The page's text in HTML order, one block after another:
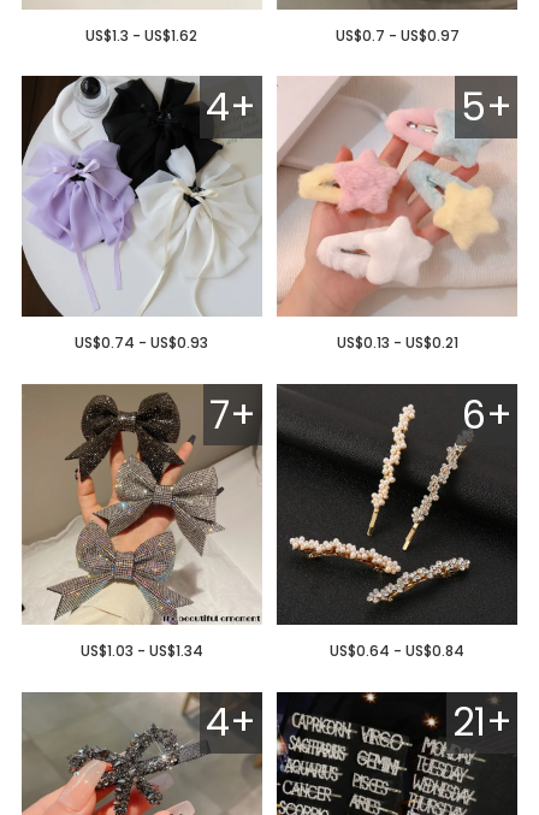
US$1.3 - US$1.62 US$0.7 - US$0.97
4+
US$0.74 - US$0.93
5+
US$0.13 - US$0.21
7+
US$1.03 - US$1.34
6+
US$0.64 - US$0.84
4+ 21+